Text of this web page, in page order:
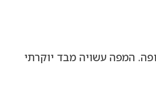
המפה עשויה מבד יוקרתי